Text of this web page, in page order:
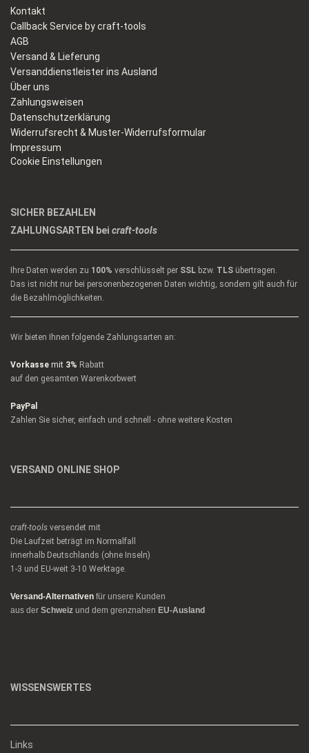
Kontakt
Callback Service by craft-tools
AGB
Versand & Lieferung
Versanddienstleister ins Ausland
Über uns
Zahlungsweisen
Datenschutzerklärung
Widerrufsrecht & Muster-Widerrufsformular
Impressum
Cookie Einstellungen
SICHER BEZAHLEN
ZAHLUNGSARTEN bei craft-tools
Ihre Daten werden zu 100% verschlüsselt per SSL bzw. TLS übertragen.
Das ist nicht nur bei personenbezogenen Daten wichtig, sondern gilt auch für
die Bezahlmöglichkeiten.
Wir bieten Ihnen folgende Zahlungsarten an:
Vorkasse mit 3% Rabatt
auf den gesamten Warenkorbwert
PayPal
Zahlen Sie sicher, einfach und schnell - ohne weitere Kosten
VERSAND ONLINE SHOP
craft-tools versendet mit
Die Laufzeit beträgt im Normalfall
innerhalb Deutschlands (ohne Inseln)
1-3 und EU-weit 3-10 Werktage.
Versand-Alternativen für unsere Kunden
aus der Schweiz und dem grenznahen EU-Ausland
WISSENSWERTES
Links